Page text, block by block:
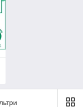
розкласти
місце.
людина.
лише з
стає вище
простір.
разів нижча